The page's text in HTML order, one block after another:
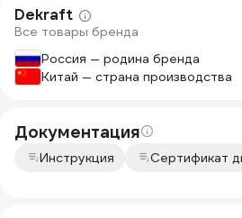
Dekraft
Все товары бренда
Россия — родина бренда
Китай — страна производства
Документация
Инструкция Сертификат